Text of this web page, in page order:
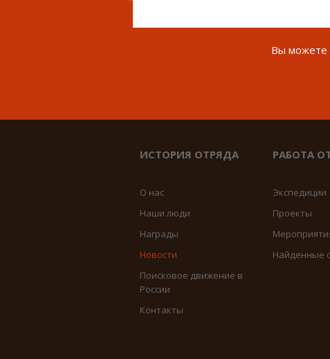
Вы можете
ИСТОРИЯ ОТРЯДА
О нас
Наши люди
Награды
Новости
Поисковое движение в
России
Контакты
РАБОТА
Экспедиции
Проекты
Найденные